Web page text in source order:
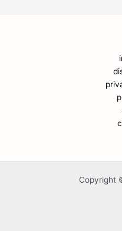
Copyright